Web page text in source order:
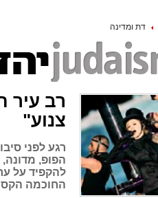
דת ומדינה
רב עיר
צנוע"
רגע לפני
הפופ,
להקפיד על
החוכמה